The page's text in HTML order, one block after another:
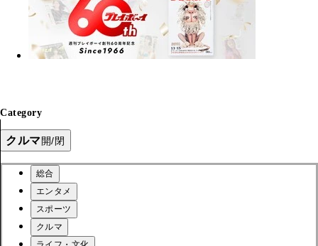
Category
クルマ開/閉
総合
エンタメ
スポーツ
クルマ